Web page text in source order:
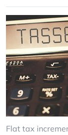
Flat tax